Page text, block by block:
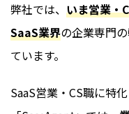
弊社では、 いま営業・
SaaS業界の企業専門
ています。
SaaS営業・CS職に特